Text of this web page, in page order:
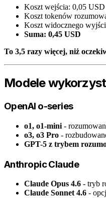
Koszt wejścia: 0,05 USD
Koszt tokenów
Koszt widocznego
Suma: 0,45 USD
To 3,5 razy więcej, niż
Modele
OpenAI o-series
o1, o1-mini -
o3, o3 Pro -
GPT-5 z trybem
Anthropic Claude
Claude Opus 4.6 - tryb
Claude Sonnet 4.6 -